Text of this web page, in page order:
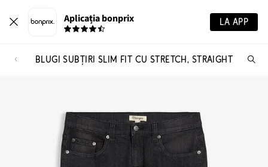
Aplicația bonprix LA APP
BLUGI SUBȚIRI SLIM FIT CU STRETCH, STRAIGHT